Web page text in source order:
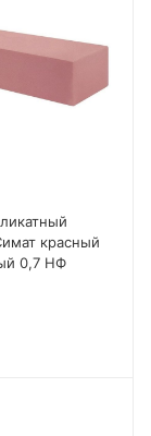
красный
0,7 НФ